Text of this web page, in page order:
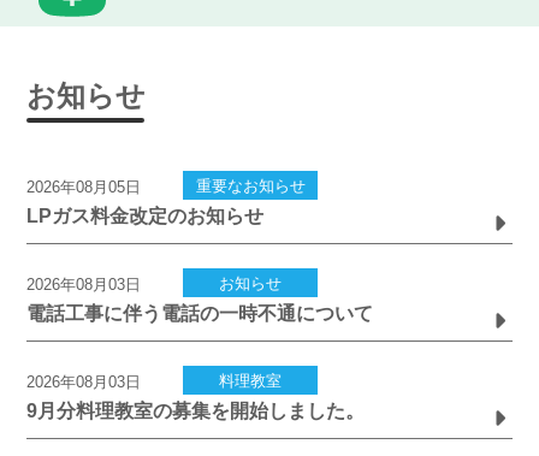
お知らせ
2026年08月05日 重要なお知らせ
LPガス料金改定のお知らせ
2026年08月03日 お知らせ
電話工事に伴う電話の一時不通について
2026年08月03日 料理教室
9月分料理教室の募集を開始しました。